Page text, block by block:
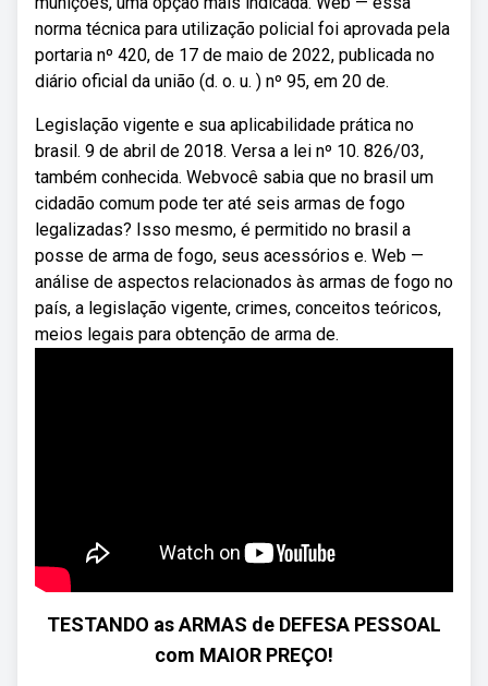
norma técnica para utilização policial foi aprovada pela
portaria nº 420, de 17 de maio de 2022, publicada no
diário oficial da união (d. o. u. ) nº 95, em 20 de.
Legislação vigente e sua aplicabilidade prática no
brasil. 9 de abril de 2018. Versa a lei nº 10. 826/03,
também conhecida. Webvocê sabia que no brasil um
cidadão comum pode ter até seis armas de fogo
legalizadas? Isso mesmo, é permitido no brasil a
posse de arma de fogo, seus acessórios e. Web —
análise de aspectos relacionados às armas de fogo no
país, a legislação vigente, crimes, conceitos teóricos,
meios legais para obtenção de arma de.
TESTANDO as ARMAS de DEFESA PESSOAL
com MAIOR PREÇO!